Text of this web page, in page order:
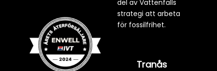
del av Vattenfalls
strategi att arbeta
för fossilfrihet.
Tranås